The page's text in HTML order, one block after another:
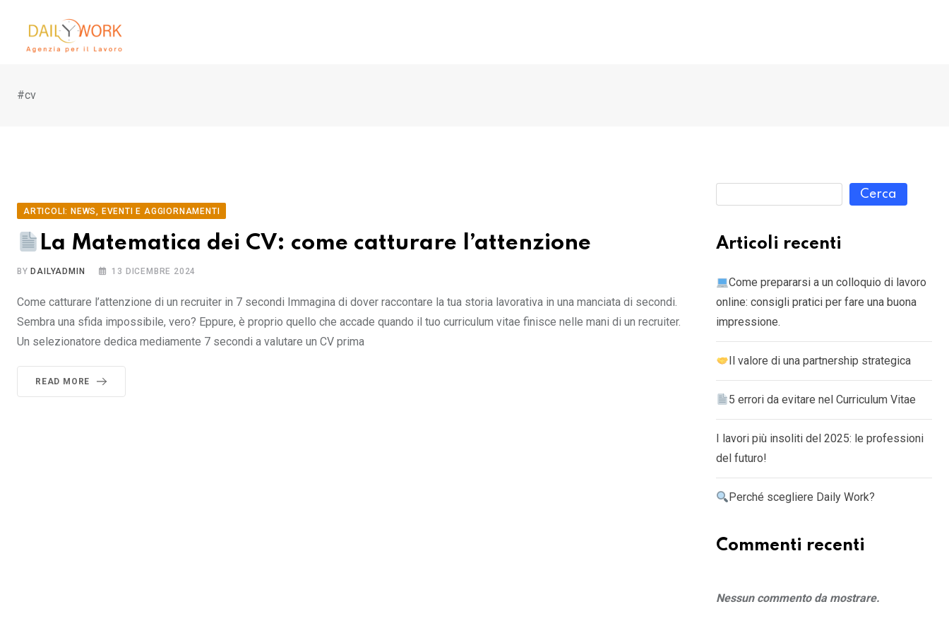
content
#cv
ARTICOLI: NEWS, EVENTI E AGGIORNAMENTI
La Matematica dei CV: come catturare l’attenzione
BY DAILYADMIN 13 DICEMBRE 2024
Come catturare l’attenzione di un recruiter in 7 secondi Immagina di dover raccontare la tua storia lavorativa in una manciata di secondi.
Sembra una sfida impossibile, vero? Eppure, è proprio quello che accade quando il tuo curriculum vitae finisce nelle mani di un recruiter.
Un selezionatore dedica mediamente 7 secondi a valutare un CV prima
READ MORE
Cerca
Articoli recenti
Come prepararsi a un colloquio di lavoro
online: consigli pratici per fare una buona
impressione.
Il valore di una partnership strategica
5 errori da evitare nel Curriculum Vitae
I lavori più insoliti del 2025: le professioni
del futuro!
Perché scegliere Daily Work?
Commenti recenti
Nessun commento da mostrare.